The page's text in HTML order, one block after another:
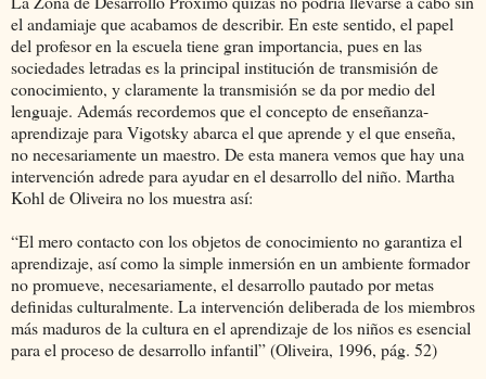
el andamiaje que acabamos de describir. En este sentido, el papel
del profesor en la escuela tiene gran importancia, pues en las
sociedades letradas es la principal institución de transmisión de
conocimiento, y claramente la transmisión se da por medio del
lenguaje. Además recordemos que el concepto de enseñanza-
aprendizaje para Vigotsky abarca el que aprende y el que enseña,
no necesariamente un maestro. De esta manera vemos que hay una
intervención adrede para ayudar en el desarrollo del niño. Martha
Kohl de Oliveira no los muestra así:
“El mero contacto con los objetos de conocimiento no garantiza el
aprendizaje, así como la simple inmersión en un ambiente formador
no promueve, necesariamente, el desarrollo pautado por metas
definidas culturalmente. La intervención deliberada de los miembros
más maduros de la cultura en el aprendizaje de los niños es esencial
para el proceso de desarrollo infantil” (Oliveira, 1996, pág. 52)